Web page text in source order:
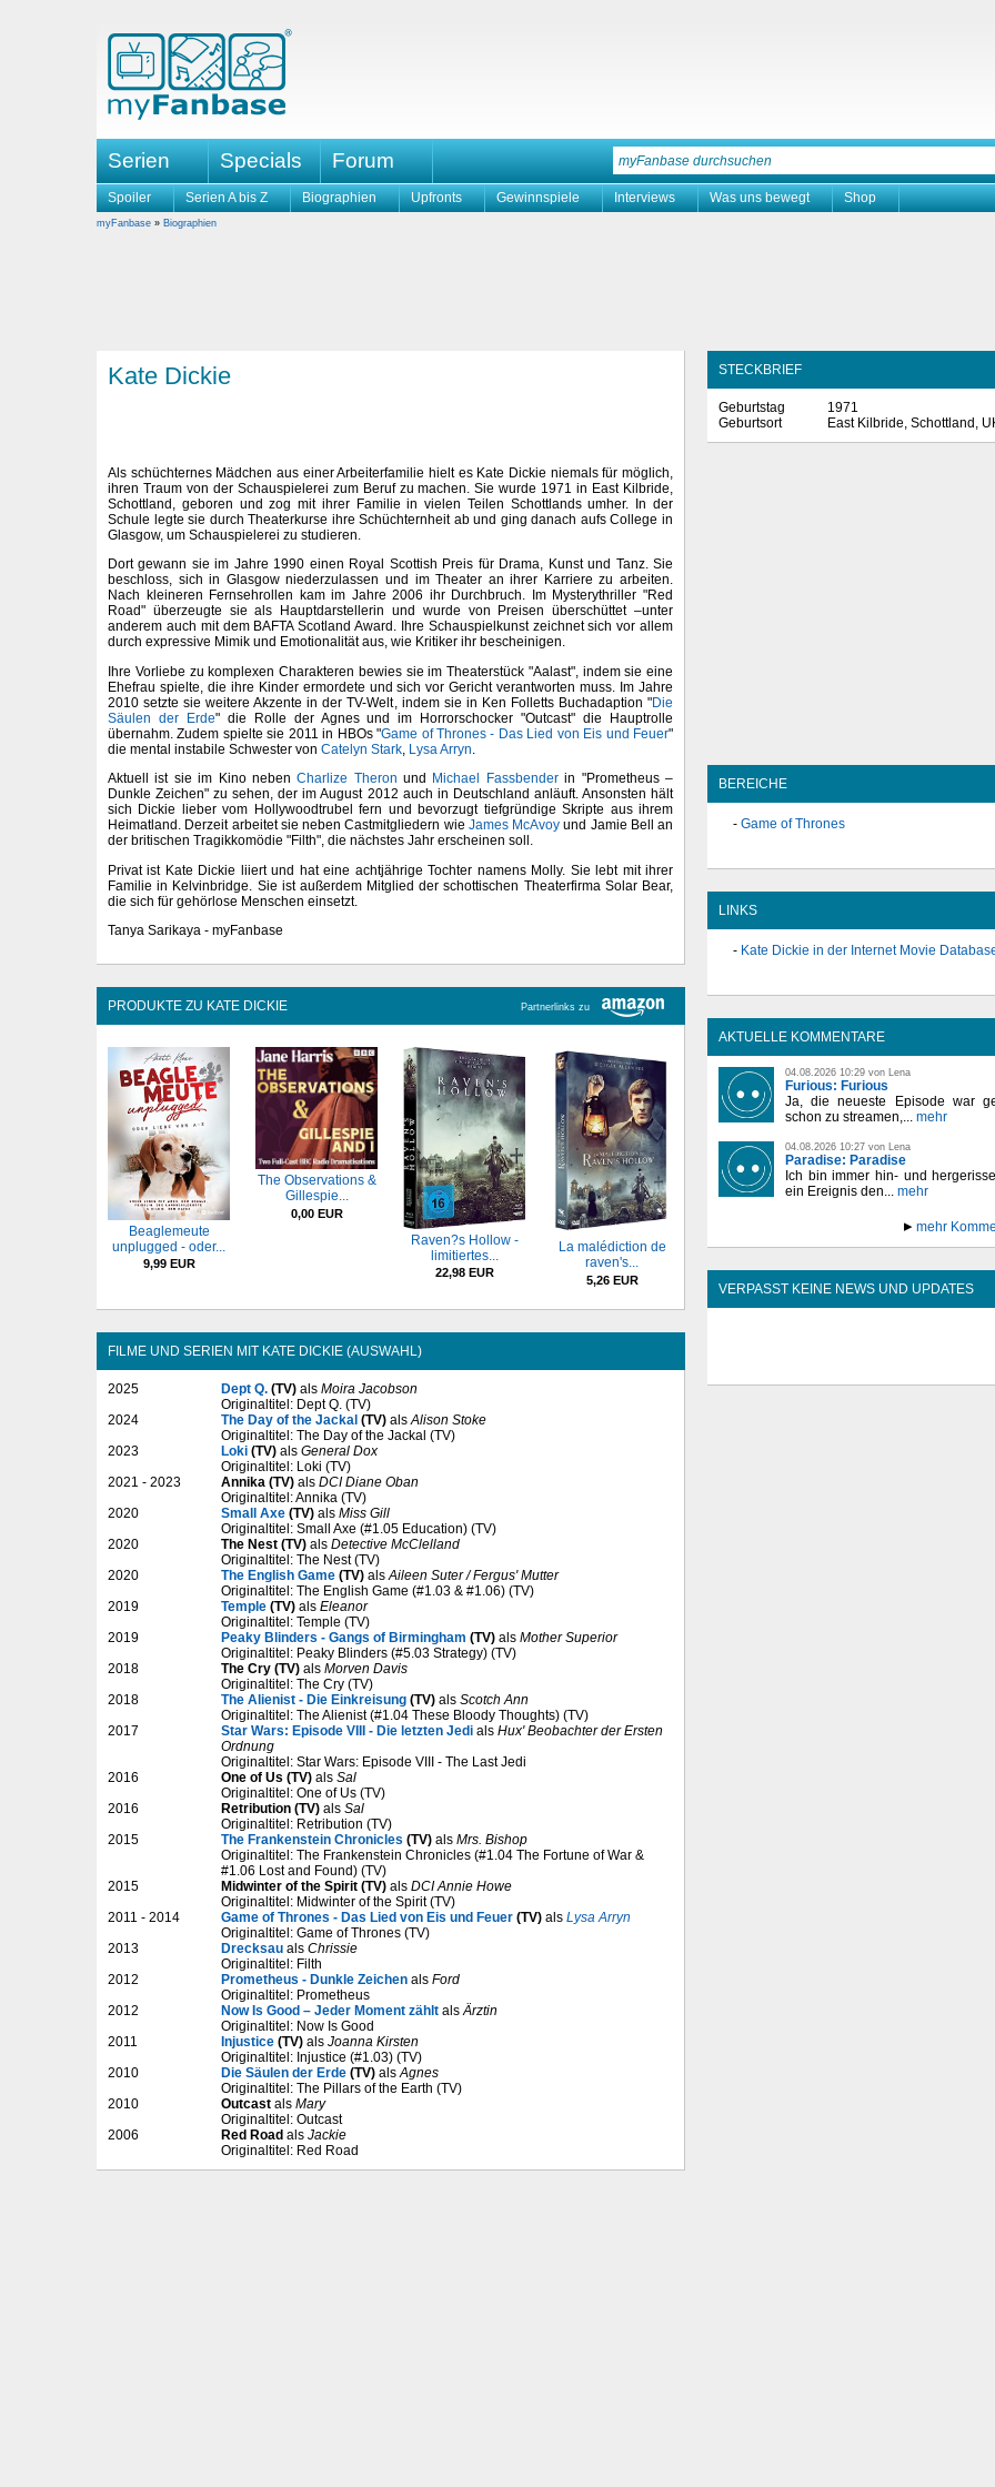
Serien Specials Forum
Spoiler Serien A bis Z Biographien Upfronts Gewinnspiele Interviews Was uns bewegt Shop
myFanbase » Biographien
Kate Dickie
Als schüchternes Mädchen aus einer Arbeiterfamilie hielt es Kate Dickie niemals für möglich,
ihren Traum von der Schauspielerei zum Beruf zu machen. Sie wurde 1971 in East Kilbride,
Schottland, geboren und zog mit ihrer Familie in vielen Teilen Schottlands umher. In der
Schule legte sie durch Theaterkurse ihre Schüchternheit ab und ging danach aufs College in
Glasgow, um Schauspielerei zu studieren.
Dort gewann sie im Jahre 1990 einen Royal Scottish Preis für Drama, Kunst und Tanz. Sie
beschloss, sich in Glasgow niederzulassen und im Theater an ihrer Karriere zu arbeiten.
Nach kleineren Fernsehrollen kam im Jahre 2006 ihr Durchbruch. Im Mysterythriller "Red
Road" überzeugte sie als Hauptdarstellerin und wurde von Preisen überschüttet –unter
anderem auch mit dem BAFTA Scotland Award. Ihre Schauspielkunst zeichnet sich vor allem
durch expressive Mimik und Emotionalität aus, wie Kritiker ihr bescheinigen.
Ihre Vorliebe zu komplexen Charakteren bewies sie im Theaterstück "Aalast", indem sie eine
Ehefrau spielte, die ihre Kinder ermordete und sich vor Gericht verantworten muss. Im Jahre
2010 setzte sie weitere Akzente in der TV-Welt, indem sie in Ken Folletts Buchadaption "Die
Säulen der Erde" die Rolle der Agnes und im Horrorschocker "Outcast" die Hauptrolle
übernahm. Zudem spielte sie 2011 in HBOs "Game of Thrones - Das Lied von Eis und Feuer"
die mental instabile Schwester von Catelyn Stark, Lysa Arryn.
Aktuell ist sie im Kino nebenCharlize Theron und Michael Fassbenderin "Prometheus –
Dunkle Zeichen" zu sehen, der im August 2012 auch in Deutschland anläuft. Ansonsten hält
sich Dickie lieber vom Hollywoodtrubel fern und bevorzugt tiefgründige Skripte aus ihrem
Heimatland. Derzeit arbeitet sie neben Castmitgliedern wie James McAvoy und Jamie Bell an
der britischen Tragikkomödie "Filth", die nächstes Jahr erscheinen soll.
Privat ist Kate Dickie liiert und hat eine achtjährige Tochter namens Molly. Sie lebt mit ihrer
Familie in Kelvinbridge. Sie ist außerdem Mitglied der schottischen Theaterfirma Solar Bear,
die sich für gehörlose Menschen einsetzt.
Tanya Sarikaya - myFanbase
Partnerlinks zu
PRODUKTE ZU KATE DICKIE
Beaglemeute
unplugged - oder...
9,99 EUR
The Observations &
Gillespie...
0,00 EUR
Raven?s Hollow -
limitiertes...
22,98 EUR
La malédiction de
raven's...
5,26 EUR
FILME UND SERIEN MIT KATE DICKIE (AUSWAHL)
2025 Dept Q. (TV) als Moira Jacobson
Originaltitel: Dept Q. (TV)
2024
The Day of the Jackal (TV) als Alison Stoke
Originaltitel: The Day of the Jackal (TV)
2023
Loki (TV) als General Dox
Originaltitel: Loki (TV)
2021 - 2023
Annika (TV) als DCI Diane Oban
Originaltitel: Annika (TV)
2020
Small Axe (TV) als Miss Gill
Originaltitel: Small Axe (#1.05 Education) (TV)
2020
The Nest (TV) als Detective McClelland
Originaltitel: The Nest (TV)
2020
The English Game (TV) als Aileen Suter / Fergus' Mutter
Originaltitel: The English Game (#1.03 & #1.06) (TV)
2019
Temple (TV) als Eleanor
Originaltitel: Temple (TV)
2019
Peaky Blinders - Gangs of Birmingham (TV) als Mother Superior
Originaltitel: Peaky Blinders (#5.03 Strategy) (TV)
2018
The Cry (TV) als Morven Davis
Originaltitel: The Cry (TV)
2018
The Alienist - Die Einkreisung (TV) als Scotch Ann
Originaltitel: The Alienist (#1.04 These Bloody Thoughts) (TV)
2017
Star Wars: Episode VIII - Die letzten Jedi als Hux' Beobachter der Ersten
Ordnung
Originaltitel: Star Wars: Episode VIII - The Last Jedi
2016
One of Us (TV) als Sal
Originaltitel: One of Us (TV)
2016
Retribution (TV) als Sal
Originaltitel: Retribution (TV)
2015
The Frankenstein Chronicles (TV) als Mrs. Bishop
Originaltitel: The Frankenstein Chronicles (#1.04 The Fortune of War &
#1.06 Lost and Found) (TV)
2015
Midwinter of the Spirit (TV) als DCI Annie Howe
Originaltitel: Midwinter of the Spirit (TV)
2011 - 2014
Game of Thrones - Das Lied von Eis und Feuer (TV) als Lysa Arryn
Originaltitel: Game of Thrones (TV)
2013
Drecksau als Chrissie
Originaltitel: Filth
2012
Prometheus - Dunkle Zeichen als Ford
Originaltitel: Prometheus
2012
Now Is Good – Jeder Moment zählt als Ärztin
Originaltitel: Now Is Good
2011
Injustice (TV) als Joanna Kirsten
Originaltitel: Injustice (#1.03) (TV)
2010
Die Säulen der Erde (TV) als Agnes
Originaltitel: The Pillars of the Earth (TV)
2010
Outcast als Mary
Originaltitel: Outcast
2006
Red Road als Jackie
Originaltitel: Red Road
STECKBRIEF
Geburtstag
1971
Geburtsort
East Kilbride, Schottland,
BEREICHE
Game of Thrones
LINKS
Kate Dickie in der Internet Movie
AKTUELLE KOMMENTARE
04.08.2026 10:29 von Lena
Furious: Furious
Ja, die neueste Episode war
schon zu streamen,... mehr
04.08.2026 10:27 von Lena
Paradise: Paradise
Ich bin immer hin- und
ein Ereignis den... mehr
mehr
VERPASST KEINE NEWS UND UPDATES